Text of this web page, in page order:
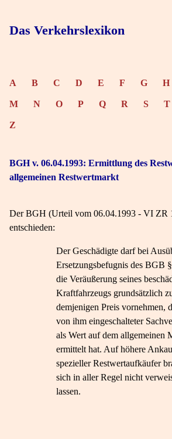
Das Verkehrslexikon
A B C D E F G
M N O P Q R S
Z
BGH v. 06.04.1993: Ermittlung des
allgemeinen Restwertmarkt
Der BGH (Urteil vom 06.04.1993 - VI ZR
entschieden:
Der Geschädigte darf bei
Ersetzungsbefugnis des BGB
die Veräußerung seines
Kraftfahrzeugs grundsätzlich
demjenigen Preis vornehmen,
von ihm eingeschalteter
als Wert auf dem allgemeinen
ermittelt hat. Auf höhere
spezieller Restwertaufkäufer
sich in aller Regel nicht
lassen.